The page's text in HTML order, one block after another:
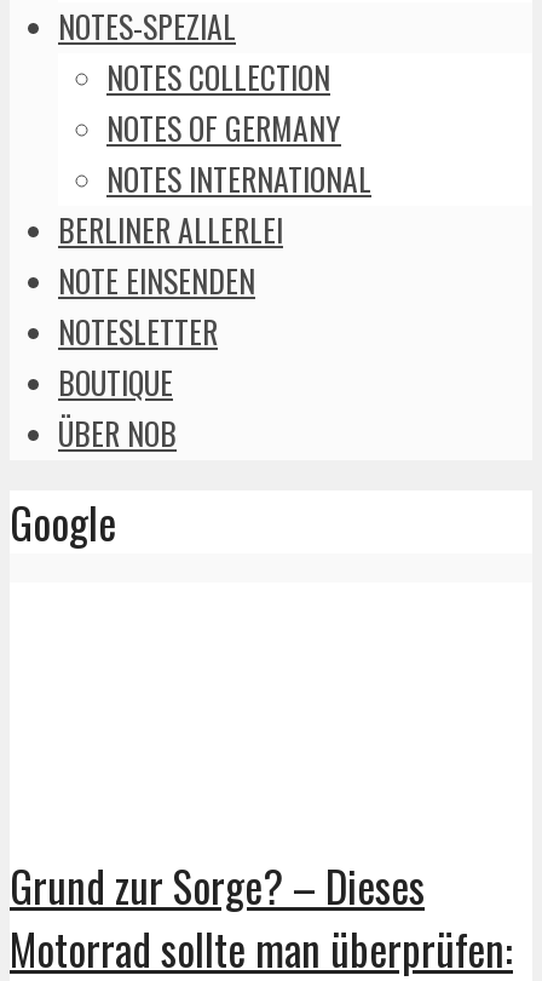
NOTES-SPEZIAL
NOTES COLLECTION
NOTES OF GERMANY
NOTES INTERNATIONAL
BERLINER ALLERLEI
NOTE EINSENDEN
NOTESLETTER
BOUTIQUE
ÜBER NOB
Google
Grund zur Sorge? – Dieses
Motorrad sollte man überprüfen: